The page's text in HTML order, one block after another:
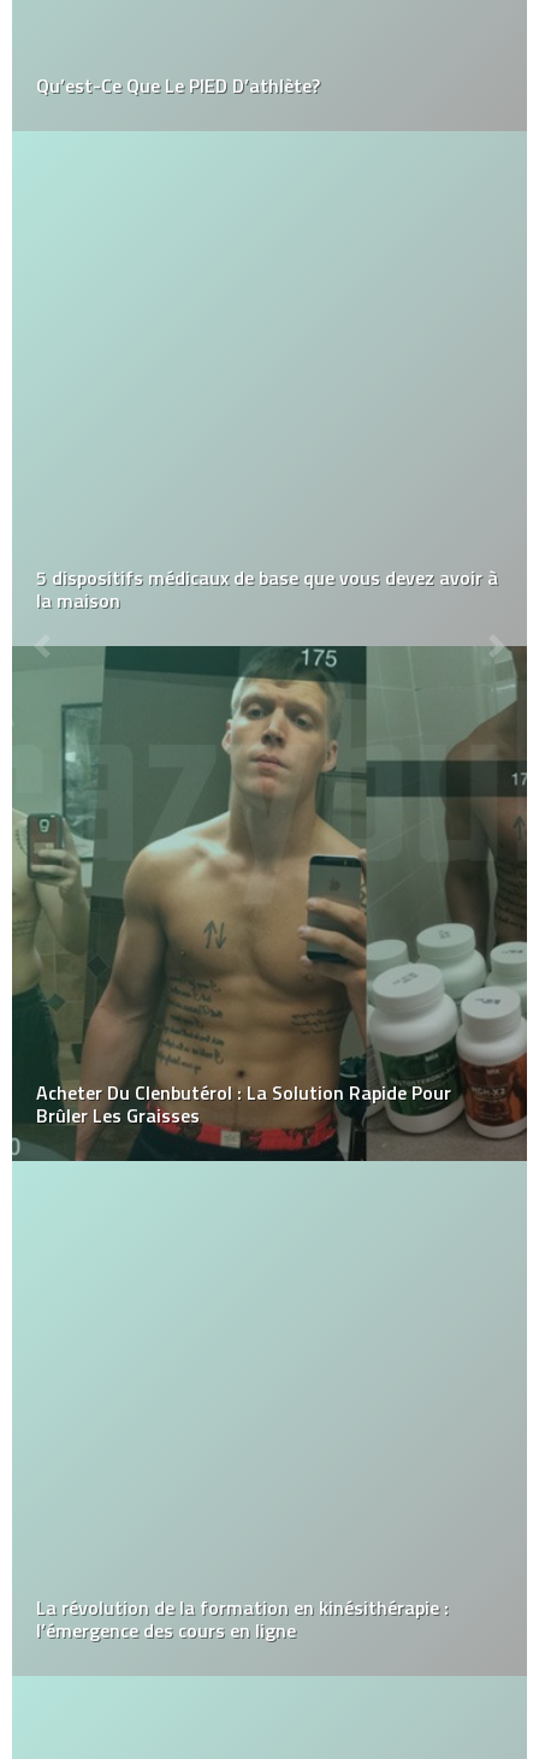
Qu’est-Ce Que Le PIED D’athlète?
5 dispositifs médicaux de base que vous devez avoir à
la maison
Acheter Du Clenbutérol : La Solution Rapide Pour
Brûler Les Graisses
La révolution de la formation en kinésithérapie :
l’émergence des cours en ligne